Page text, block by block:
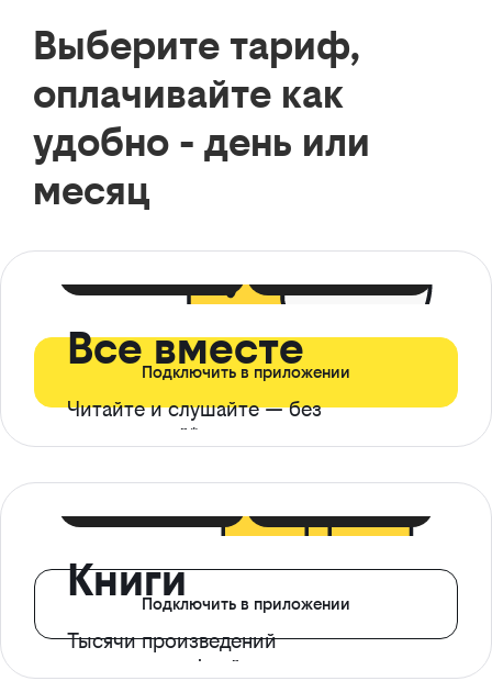
Выберите тариф,
оплачивайте как
удобно - день или
месяц
Все вместе
Читайте и слушайте — без
ограничений*
Подключить в приложении
Книги
Тысячи произведений
с доступом офлайн
Подключить в приложении